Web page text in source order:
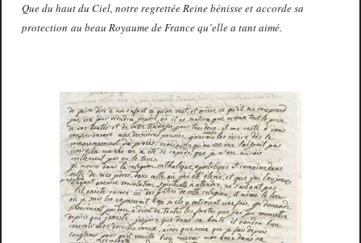
Que du haut du Ciel, notre regrettée Reine bénisse et accorde sa
protection au beau Royaume de France qu’elle a tant aimé.